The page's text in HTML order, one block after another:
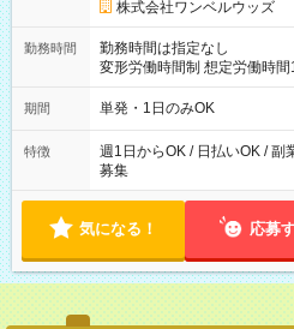
株式会社ワンベルウッズ
勤務時間
勤務時間は指定なし
変形労働時間制 想定労働時間160時間/月 【シ
～21：00
期間 単発・1日のみOK
特徴
週1日からOK / 日払いOK / 副
募集
気になる！ 応募